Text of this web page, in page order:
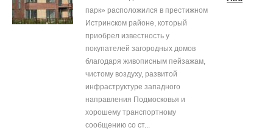
парк» расположился в престижном
Истринском районе, который
приобрел известность у
покупателей загородных домов
благодаря живописным пейзажам,
чистому воздуху, развитой
инфраструктуре западного
направления Подмосковья и
хорошему транспортному
сообщению со ст...